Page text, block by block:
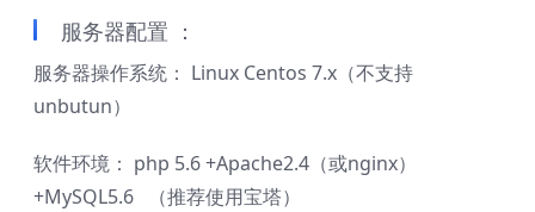
服务器配置 ：
服务器操作系统： Linux Centos 7.x（不支持
unbutun）
软件环境： php 5.6 +Apache2.4（或nginx）
+MySQL5.6 （推荐使用宝塔）